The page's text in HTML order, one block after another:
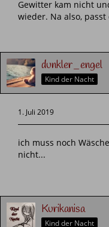
Gewitter kam nicht
wieder. Na also, passt
dunkler_engel
Kind der Nacht
1. Juli 2019
ich muss noch
nicht...
Kurikanisa
Kind der Nacht